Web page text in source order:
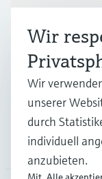
Branchen
Unternehmen
Wir
Wir
unserer
durch
individuell
anzubieten.